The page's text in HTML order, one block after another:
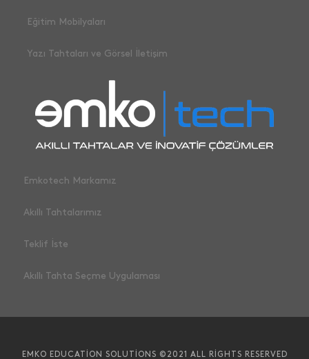
Eğitim Mobilyaları
Yazı Tahtaları ve Görsel İletişim
Emkotech Markamız
Akıllı Tahtalarımız
Teklif İste
Akıllı Tahta Seçme Uygulaması
EMKO EDUCATION SOLUTIONS ©2021 ALL RIGHTS RESERVED